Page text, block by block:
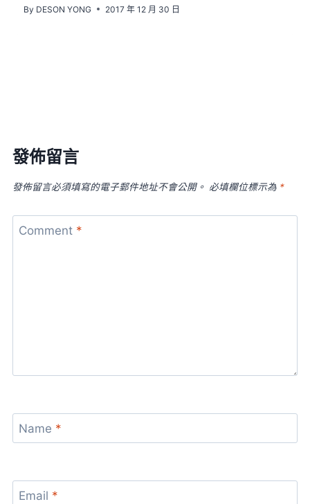
By DESON YONG 2017 年 12 月 30 日
發佈留言
發佈留言必須填寫的電子郵件地址不會公開。 必填欄位標示為 *
Comment *
Name *
Email *